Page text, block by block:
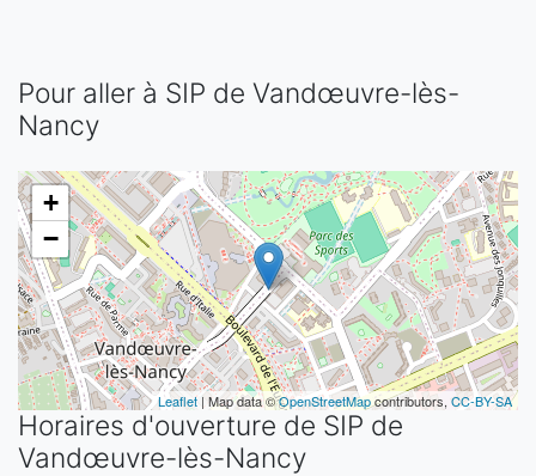
Pour aller à SIP de Vandœuvre-lès-
Nancy
+
−
Leaflet | Map data ©OpenStreetMapcontributors, CC-BY-SA
Horaires d'ouverture de SIP de
Vandœuvre-lès-Nancy